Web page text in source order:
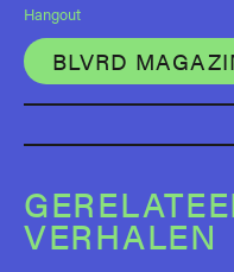
Hangout
BLVRD
VERHALEN